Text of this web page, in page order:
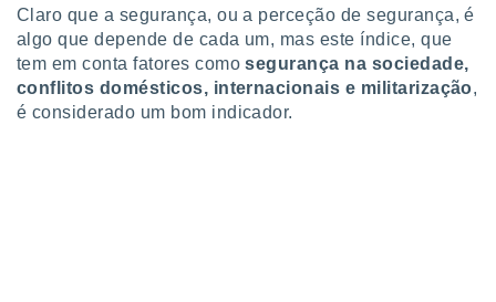
Claro que a segurança, ou a perceção de segurança, é
algo que depende de cada um, mas este índice, que
tem em conta fatores comosegurança na sociedade,
conflitos domésticos, internacionais e militarização,
é considerado um bom indicador.